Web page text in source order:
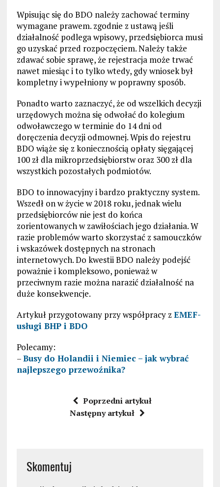
Wpisując się do BDO należy zachować terminy
wymagane prawem. zgodnie z ustawą jeśli
działalność podlega wpisowy, przedsiębiorca musi
go uzyskać przed rozpoczęciem. Należy także
zdawać sobie sprawę, że rejestracja może trwać
nawet miesiąc i to tylko wtedy, gdy wniosek był
kompletny i wypełniony w poprawny sposób.
Ponadto warto zaznaczyć, że od wszelkich decyzji
urzędowych można się odwołać do kolegium
odwoławczego w terminie do 14 dni od
doręczenia decyzji odmownej. Wpis do rejestru
BDO wiąże się z koniecznością opłaty sięgającej
100 zł dla mikroprzedsiębiorstw oraz 300 zł dla
wszystkich pozostałych podmiotów.
BDO to innowacyjny i bardzo praktyczny system.
Wszedł on w życie w 2018 roku, jednak wielu
przedsiębiorców nie jest do końca
zorientowanych w zawiłościach jego działania. W
razie problemów warto skorzystać z samouczków
i wskazówek dostępnych na stronach
internetowych. Do kwestii BDO należy podejść
poważnie i kompleksowo, ponieważ w
przeciwnym razie można narazić działalność na
duże konsekwencje.
Artykuł przygotowany przy współpracy z EMEF-
usługi BHP i BDO
Polecamy:
–Busy do Holandii i Niemiec – jak wybrać
najlepszego przewoźnika?
Poprzedni artykuł
Następny artykuł
Skomentuj